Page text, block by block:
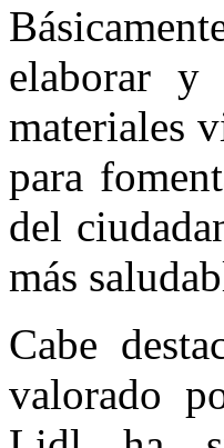
elaborar
materiales
para
del
más
Cabe
valorado